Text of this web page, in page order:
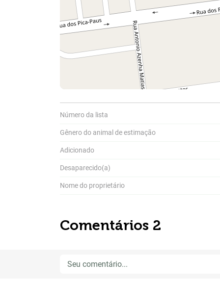
Número da lista
Gênero do animal de estimação
Adicionado
Desaparecido(a)
Nome do proprietário
Comentários 2